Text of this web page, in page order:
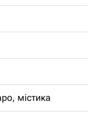
містика